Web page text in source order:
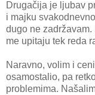
Drugačija je ljubav
i majku
dugo ne
me upitaju tek reda
Naravno, volim i
osamostalio, pa
problemima.